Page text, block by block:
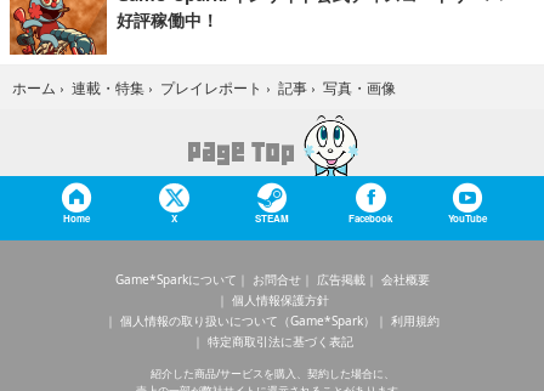
好評稼働中！
ホーム › 連載・特集 › プレイレポート › 記事 › 写真・画像
Home X STEAM Facebook YouTube
Game*Sparkについて お問合せ 広告掲載
会社概要
個人情報保護方針
個人情報の取り扱いについて（Game*Spark）
利用規約
特定商取引法に基づく表記
紹介した商品/サービスを購入、契約した場合に、